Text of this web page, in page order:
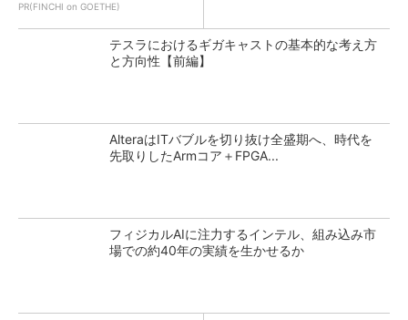
PR(FINCHI on GOETHE)
テスラにおけるギガキャストの基本的な考え方
と方向性【前編】
AlteraはITバブルを切り抜け全盛期へ、時代を
先取りしたArmコア＋FPGA...
フィジカルAIに注力するインテル、組み込み市
場での約40年の実績を生かせるか